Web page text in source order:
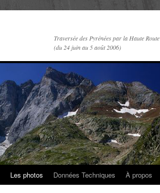
Traversée des Pyrénées par la Haute Route
(du 24 juin au 5 août 2006)
Les photos Données Techniques À propos